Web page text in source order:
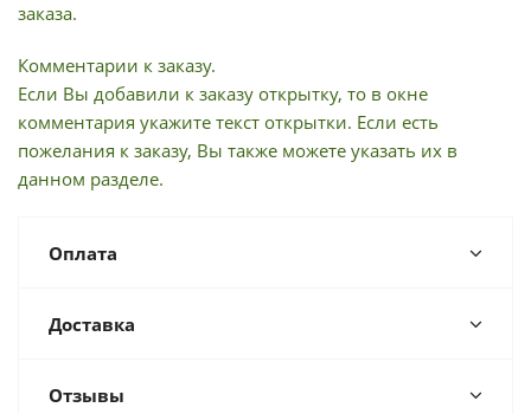
заказа.
Комментарии к заказу.
Если Вы добавили к заказу открытку, то в окне
комментария укажите текст открытки. Если есть
пожелания к заказу, Вы также можете указать их в
данном разделе.
Оплата
Доставка
Отзывы